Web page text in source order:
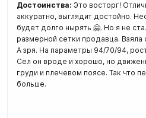
Достоинства: Это восторг!
аккуратно, выглядит достойно.
будет долго нырять 🤗. Но я не
размерной сетки продавца.
А зря. На параметры 94/70/94,
Сел он вроде и хорошо, но
груди и плечевом поясе. Так что
больше.